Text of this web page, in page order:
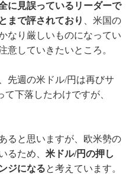
に見誤っているリーダーで
まで評されており
、米国の
なり厳しいものになってい
意していきたいところ。
先週の米ドル/円は再びサ
下落したわけですが、
ると思いますが、欧米勢の
るため、 米ドル/円の押し
ジになると考えています。